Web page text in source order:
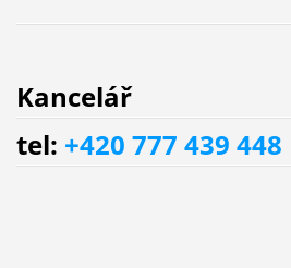
Kancelář
tel: +420 777 439 448